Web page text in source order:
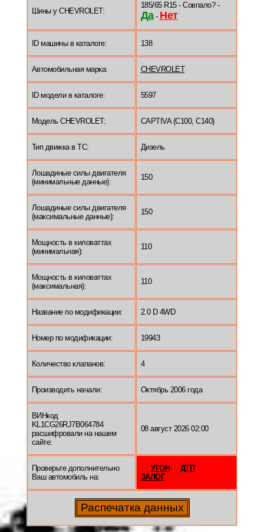
Шины у CHEVROLET:
185/65 R15 - Совпало? -
Да- Нет
ID машины в каталоге: 138
Автомобильная марка: CHEVROLET
ID модели в каталоге: 5597
Модель CHEVROLET: CAPTIVA (C100, C140)
Тип движка в ТС: Дизель
Лошадиные силы двигателя
(минимальные данные):
150
Лошадиные силы двигателя
(максимальные данные):
150
Мощность в киловаттах
(минимальная):
110
Мощность в киловаттах
(максимальная):
110
Название по модификации: 2.0 D 4WD
Номер по модификации: 19943
Количество клапанов: 4
Производить начали: Октябрь 2006 года
ВИНкод
KL1CG26RJ7B064784
расшифровали на нашем
сайте:
08 август 2026 02:00
Проверьте дополнительно
Ваш автомобиль на:
УГОН
ДТП
ЗАЛОГ